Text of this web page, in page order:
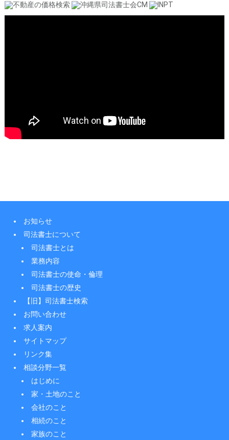
お知らせ
司法書士について
司法書士とは
業務内容
司法書士の使命・倫理
司法書士の歴史
【旧】司法書士検索
お問い合わせ
求人案内
サイトマップ
リンク集
相談分野一覧
はじめに
家・土地のこと
会社のこと
相続のこと
家族のこと